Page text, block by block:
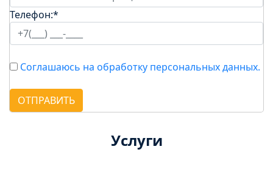
Телефон:*
Соглашаюсь на обработку персональных данных.
ОТПРАВИТЬ
Услуги